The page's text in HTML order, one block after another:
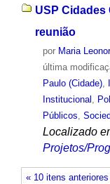
USP Cidades
reunião
por Maria
última
Paulo (Cidade),
Institucional ,
Públicos,
Localizado
Projetos/
« 10 itens anteriores